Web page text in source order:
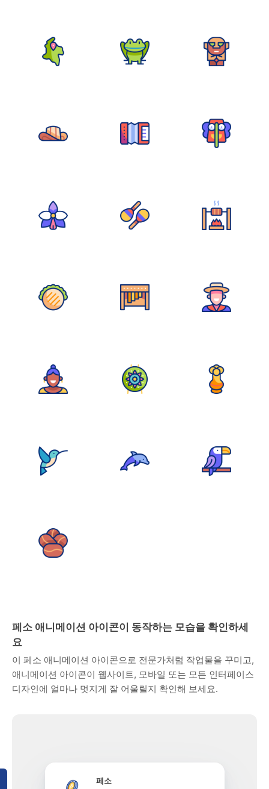
페소 애니메이션 아이콘이 동작하는 모습을 확인하세
요
이 페소 애니메이션 아이콘으로 전문가처럼 작업물을 꾸미고,
애니메이션 아이콘이 웹사이트, 모바일 또는 모든 인터페이스
디자인에 얼마나 멋지게 잘 어울릴지 확인해 보세요.
페소